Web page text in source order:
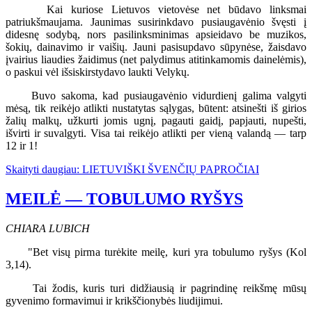
Kai kuriose Lietuvos vietovėse net būdavo linksmai
patriukšmaujama. Jaunimas susirinkdavo pusiaugavėnio švęsti į
didesnę sodybą, nors pasilinksminimas apsieidavo be muzikos,
šokių, dainavimo ir vaišių. Jauni pasisupdavo sūpynėse, žaisdavo
įvairius liaudies žaidimus (net palydimus atitinkamomis dainelėmis),
o paskui vėl išsiskirstydavo laukti Velykų.
Buvo sakoma, kad pusiaugavėnio vidurdienį galima valgyti
mėsą, tik reikėjo atlikti nustatytas sąlygas, būtent: atsinešti iš girios
žalių malkų, užkurti jomis ugnį, pagauti gaidį, papjauti, nupešti,
išvirti ir suvalgyti. Visa tai reikėjo atlikti per vieną valandą — tarp
12 ir 1!
Skaityti daugiau: LIETUVIŠKI ŠVENČIŲ PAPROČIAI
MEILĖ — TOBULUMO RYŠYS
CHIARA LUBICH
"Bet visų pirma turėkite meilę, kuri yra tobulumo ryšys (Kol
3,14).
Tai žodis, kuris turi didžiausią ir pagrindinę reikšmę mūsų
gyvenimo formavimui ir krikščionybės liudijimui.